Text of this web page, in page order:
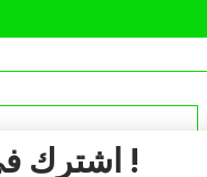
اشترك في نشرتنا الإخبارية !